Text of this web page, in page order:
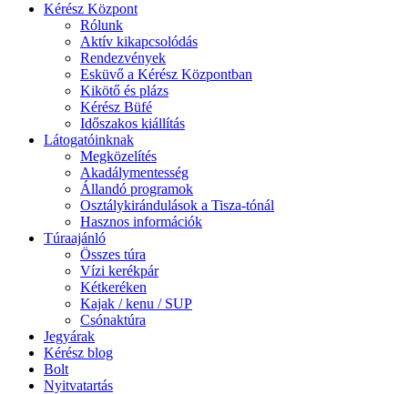
Kérész Központ
Rólunk
Aktív kikapcsolódás
Rendezvények
Esküvő a Kérész Központban
Kikötő és plázs
Kérész Büfé
Időszakos kiállítás
Látogatóinknak
Megközelítés
Akadálymentesség
Állandó programok
Osztálykirándulások a Tisza-tónál
Hasznos információk
Túraajánló
Összes túra
Vízi kerékpár
Kétkeréken
Kajak / kenu / SUP
Csónaktúra
Jegyárak
Kérész blog
Bolt
Nyitvatartás